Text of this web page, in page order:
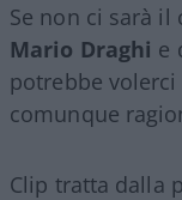
Se non ci sarà
Mario Draghi e
potrebbe volerci
comunque
Clip tratta dalla